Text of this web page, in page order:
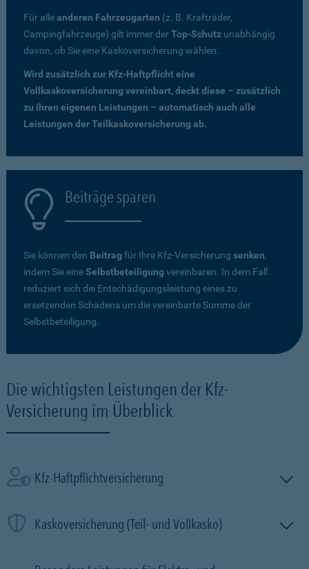
Für alleanderen Fahrzeugarten (z. B. Krafträder,
Campingfahrzeuge) gilt immer derTop-Schutz unabhängig
davon, ob Sie eine Kaskoversicherung wählen.
Wird zusätzlich zur Kfz-Haftpflicht eine
Vollkaskoversicherung vereinbart, deckt diese – zusätzlich
zu ihren eigenen Leistungen – automatisch auch alle
Leistungen der Teilkaskoversicherung ab.
Beiträge sparen
Sie können den Beitrag für Ihre Kfz-Versicherung senken,
indem Sie eineSelbstbeteiligung vereinbaren. In dem Fall
reduziert sich die Entschädigungsleistung eines zu
ersetzenden Schadens um die vereinbarte Summe der
Selbstbeteiligung.
Die wichtigsten Leistungen der Kfz-
Versicherung im Überblick
Kfz-Haftpflichtversicherung
Kaskoversicherung (Teil- und Vollkasko)